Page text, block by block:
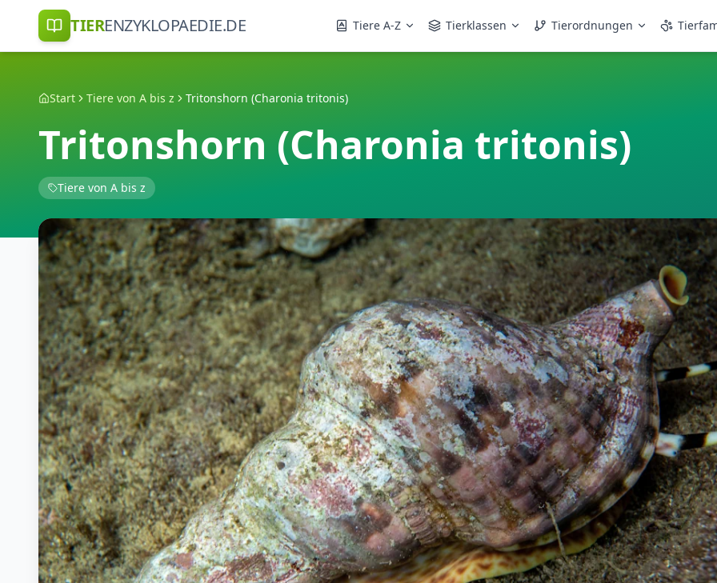
TIERENZYKLOPAEDIE.DE Tiere A-Z Tierklassen Tierordnungen
Start Tiere von A bis z Tritonshorn (Charonia tritonis)
Tritonshorn (Charonia tritonis)
Tiere von A bis z